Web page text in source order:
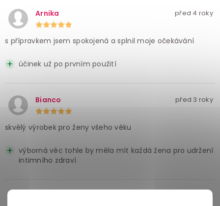
Arnika před 4 roky
s přípravkem jsem spokojená a splnil moje očekávání
účinek už po prvním použití
Bianco před 3 roky
skvělý výrobek pro ženy všeho věku
výborná věc tohle by měla mít každá žena pro udržení
intimního zdraví
před 3 roky